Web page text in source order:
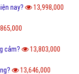
nay? 13,998,000
cảm? 13,803,000
13,646,000